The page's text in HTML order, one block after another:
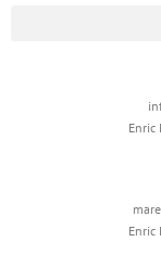
Enric
Enric